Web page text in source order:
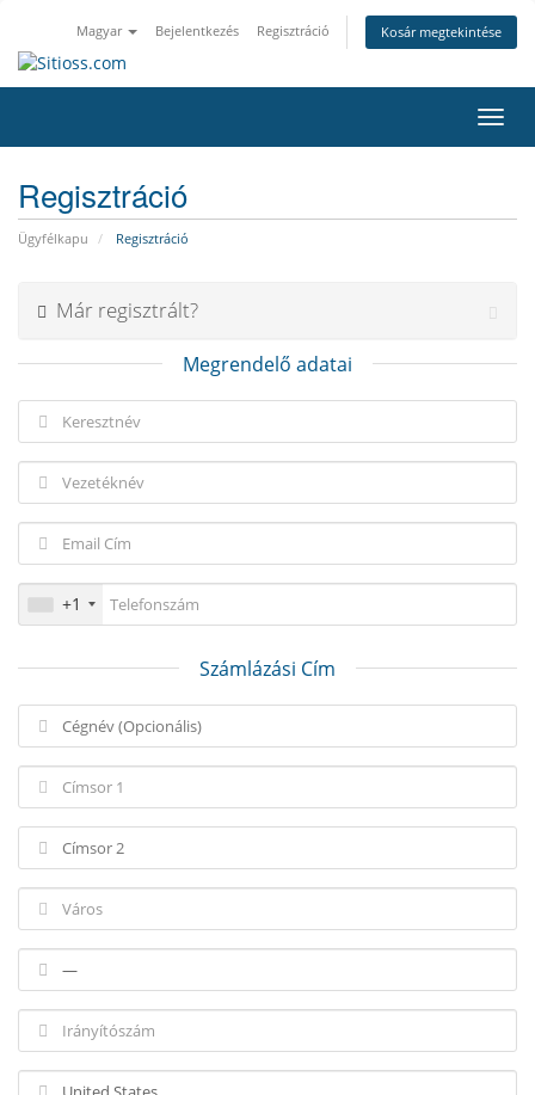
Magyar Bejelentkezés Regisztráció Kosár megtekintése
a
Regisztráció
Ügyfélkapu Regisztráció
Már regisztrált?
Megrendelő adatai
+1
Számlázási Cím